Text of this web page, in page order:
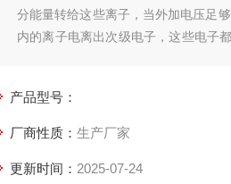
分能量转给这些离子，当外加电压足
内的离子电离出次级电子，这些电子
产品型号：
厂商性质： 生产厂家
更新时间： 2025-07-24